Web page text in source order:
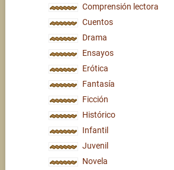
Comprensión lectora
Cuentos
Drama
Ensayos
Erótica
Fantasía
Ficción
Histórico
Infantil
Juvenil
Novela